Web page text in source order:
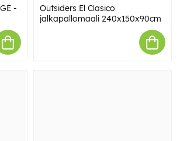
-
Outsiders El Clasico
jalkapallomaali 240x150x90cm